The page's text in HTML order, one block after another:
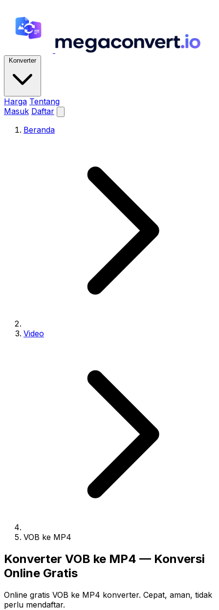
Konverter
Harga Tentang
Masuk Daftar
Beranda
Video
VOB ke MP4
Konverter VOB ke MP4 — Konversi
Online Gratis
Online gratis VOB ke MP4 konverter. Cepat, aman, tidak
perlu mendaftar.